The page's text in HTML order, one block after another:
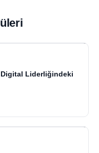
Liderliğindeki